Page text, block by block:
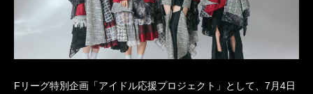
Fリーグ特別企画「アイドル応援プロジェクト」として、7月4日